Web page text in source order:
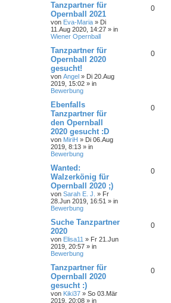
Tanzpartner für
Opernball 2021
von Eva-Maria » Di
11.Aug 2020, 14:27 » in
Wiener Opernball
0
Tanzpartner für
Opernball 2020
gesucht!
von Angel » Di 20.Aug
2019, 15:02 » in
Bewerbung
0
Ebenfalls
Tanzpartner für
den Opernball
2020 gesucht :D
von MiriH » Di 06.Aug
2019, 8:13 » in
Bewerbung
0
Wanted:
Walzerkönig für
Opernball 2020 ;)
von Sarah E. J. » Fr
28.Jun 2019, 16:51 » in
Bewerbung
0
Suche Tanzpartner
2020
von Elisa11 » Fr 21.Jun
2019, 20:57 » in
Bewerbung
0
Tanzpartner für
Opernball 2020
gesucht :)
von Kiki37 » So 03.Mär
2019, 20:08 » in
0